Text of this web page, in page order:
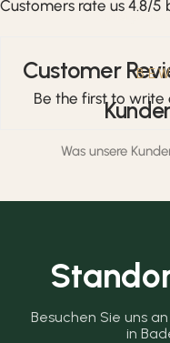
und
Was unsere
Customers rate us 4.8/5
Customer
Be the first to write
Besuchen Sie uns
in